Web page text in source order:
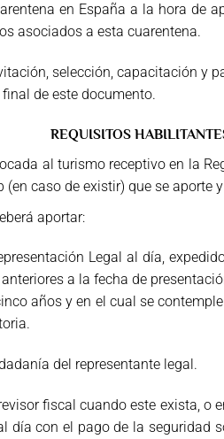
en España a la hora de
asociados a esta cuarentena.
selección, capacitación y
de este documento.
REQUISITOS
al turismo receptivo en la
caso de existir) que se aporte
aportar:
Legal al día,
a la fecha de
años y en el cual se
del representante legal.
fiscal cuando este exista, o
día con el pago de la seguridad